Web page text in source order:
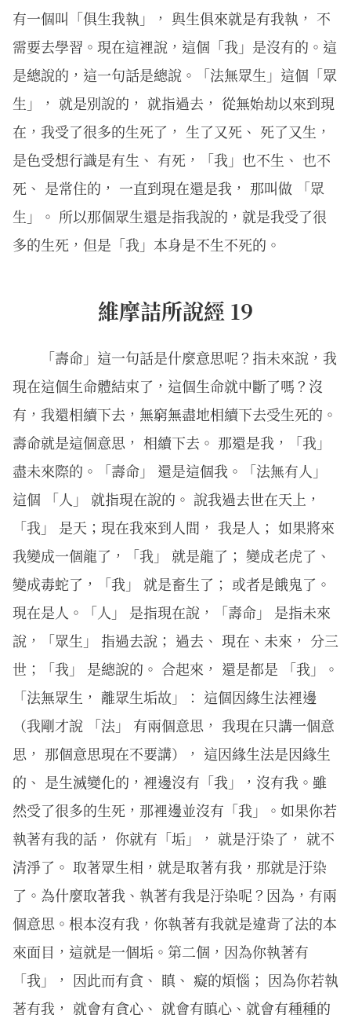
有一個叫「俱生我執」， 與生俱來就是有我執， 不
需要去學習。現在這裡說，這個「我」是沒有的。這
是總說的，這一句話是總說。「法無眾生」這個「眾
生」， 就是別說的， 就指過去， 從無始劫以來到現
在，我受了很多的生死了， 生了又死、 死了又生，
是色受想行識是有生、 有死，「我」也不生、 也不
死、 是常住的， 一直到現在還是我， 那叫做 「眾
生」。 所以那個眾生還是指我說的，就是我受了很
多的生死，但是「我」本身是不生不死的。
維摩詰所說經 19
「壽命」這一句話是什麼意思呢？指未來說，我
現在這個生命體結束了，這個生命就中斷了嗎？沒
有，我還相續下去，無窮無盡地相續下去受生死的。
壽命就是這個意思， 相續下去。 那還是我，「我」
盡未來際的。「壽命」 還是這個我。「法無有人」
這個 「人」 就指現在說的。 說我過去世在天上，
「我」 是天；現在我來到人間， 我是人； 如果將來
我變成一個龍了，「我」 就是龍了； 變成老虎了、
變成毒蛇了，「我」 就是畜生了； 或者是餓鬼了。
現在是人。「人」 是指現在說，「壽命」 是指未來
說，「眾生」 指過去說； 過去、 現在、未來， 分三
世；「我」 是總說的。 合起來， 還是都是 「我」。
「法無眾生， 離眾生垢故」： 這個因緣生法裡邊
（我剛才說 「法」 有兩個意思， 我現在只講一個意
思， 那個意思現在不要講）， 這因緣生法是因緣生
的、 是生滅變化的，裡邊沒有「我」，沒有我。雖
然受了很多的生死，那裡邊並沒有「我」。如果你若
執著有我的話， 你就有「垢」， 就是汙染了， 就不
清淨了。 取著眾生相，就是取著有我，那就是汙染
了。為什麼取著我、執著有我是汙染呢？因為，有兩
個意思。根本沒有我，你執著有我就是違背了法的本
來面目，這就是一個垢。第二個，因為你執著有
「我」， 因此而有貪、 瞋、 癡的煩惱； 因為你若執
著有我， 就會有貪心、 就會有瞋心、就會有種種的